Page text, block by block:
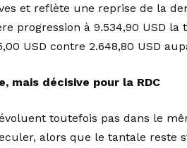
et reflète une reprise de la
progression à 9.534,90 USD la
USD contre 2.648,80 USD
mais décisive pour la RDC
toutefois pas dans le
alors que le tantale reste